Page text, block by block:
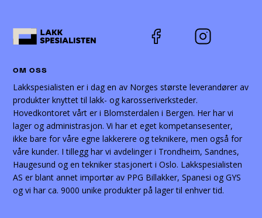
OM OSS
Lakkspesialisten er i dag en av Norges største leverandører av
produkter knyttet til lakk- og karosseriverksteder.
Hovedkontoret vårt er i Blomsterdalen i Bergen. Her har vi
lager og administrasjon. Vi har et eget kompetansesenter,
ikke bare for våre egne lakkerere og teknikere, men også for
våre kunder. I tillegg har vi avdelinger i Trondheim, Sandnes,
Haugesund og en tekniker stasjonert i Oslo. Lakkspesialisten
AS er blant annet importør av PPG Billakker, Spanesi og GYS
og vi har ca. 9000 unike produkter på lager til enhver tid.